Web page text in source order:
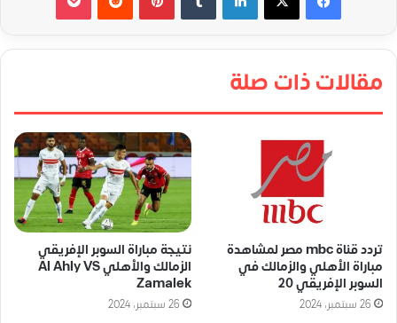
مقالات ذات صلة
تردد قناة mbc مصر لمشاهدة
مباراة الأهلي والزمالك في
السوبر الإفريقي 20
26 سبتمبر، 2024
نتيجة مباراة السوبر الإفريقي
الزمالك والأهلي Al Ahly VS
Zamalek
26 سبتمبر، 2024